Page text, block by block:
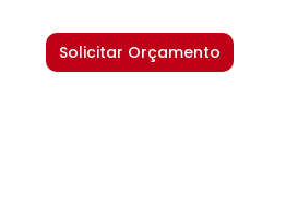
Solicitar Orçamento